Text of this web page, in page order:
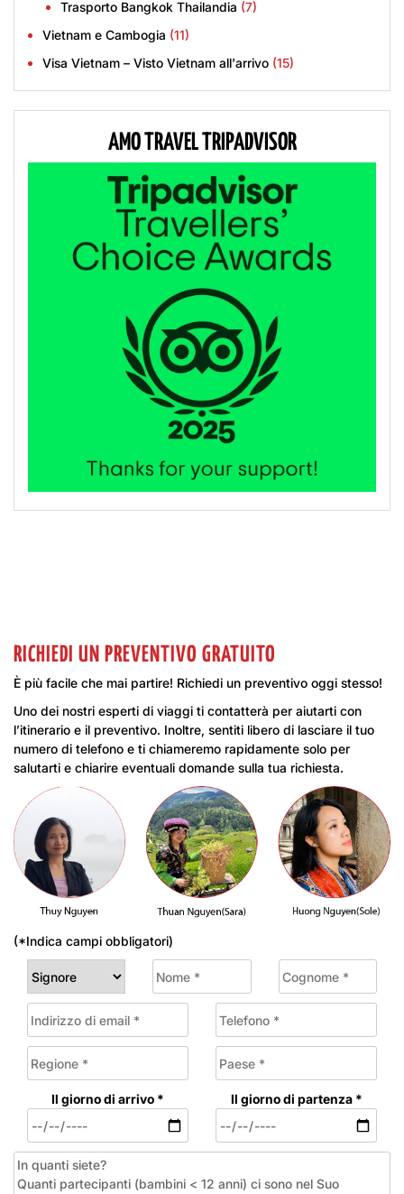
Trasporto Bangkok Thailandia (7)
Vietnam e Cambogia (11)
Visa Vietnam – Visto Vietnam all'arrivo (15)
AMO TRAVEL TRIPADVISOR
RICHIEDI UN PREVENTIVO GRATUITO
È più facile che mai partire! Richiedi un preventivo oggi stesso!
Uno dei nostri esperti di viaggi ti contatterà per aiutarti con
l’itinerario e il preventivo. Inoltre, sentiti libero di lasciare il tuo
numero di telefono e ti chiameremo rapidamente solo per
salutarti e chiarire eventuali domande sulla tua richiesta.
(*Indica campi obbligatori)
Il giorno di arrivo * Il giorno di partenza *